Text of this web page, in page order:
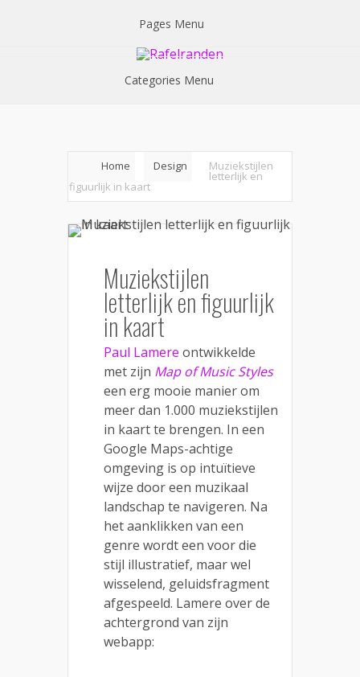
Pages Menu
Categories Menu
Home Design Muziekstijlen
letterlijk en
figuurlijk in kaart
Muziekstijlen
letterlijk en figuurlijk
in kaart
Paul Lamere ontwikkelde
met zijn Map of Music Styles
een erg mooie manier om
meer dan 1.000 muziekstijlen
in kaart te brengen. In een
Google Maps-achtige
omgeving is op intuïtieve
wijze door een muzikaal
landschap te navigeren. Na
het aanklikken van een
genre wordt een voor die
stijl illustratief, maar wel
wisselend, geluidsfragment
afgespeeld. Lamere over de
achtergrond van zijn
webapp: